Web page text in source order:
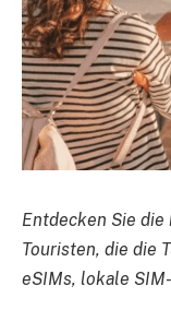
Entdecken Sie
Touristen, die die
eSIMs, lokale